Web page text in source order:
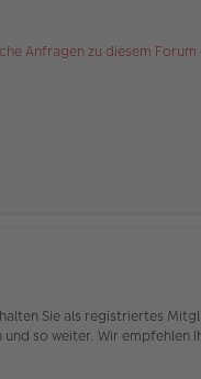
Anfragen zu diesem
Sie als registriertes
so weiter. Wir empfehlen